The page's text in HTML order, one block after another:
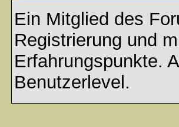
Ein Mitglied des
Registrierung und
Erfahrungspunkte.
Benutzerlevel.